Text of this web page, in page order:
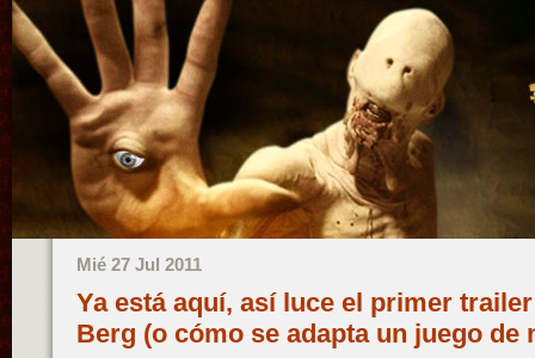
Mié 27 Jul 2011
Ya está aquí, así luce el primer
Berg (o cómo se adapta un juego